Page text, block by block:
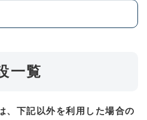
一覧
、下記以外を利用した場合の